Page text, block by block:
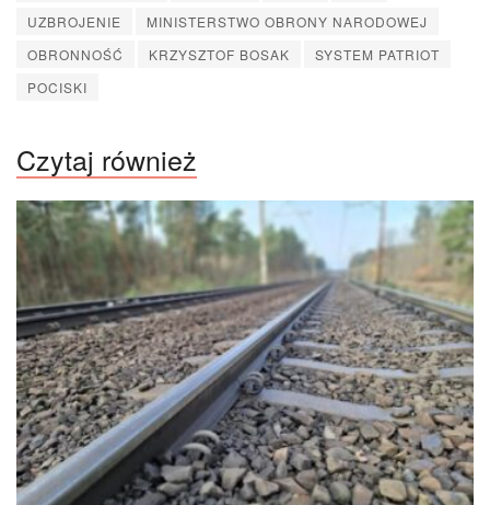
UZBROJENIE
MINISTERSTWO OBRONY NARODOWEJ
OBRONNOŚĆ
KRZYSZTOF BOSAK
SYSTEM PATRIOT
POCISKI
Czytaj również